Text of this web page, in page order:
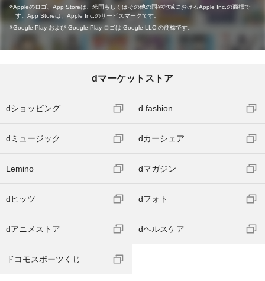
Appleのロゴ、App Storeは、米国もしくはその他の国や地域におけるApple Inc.の商標で
す。App Storeは、Apple Inc.のサービスマークです。
Google Play および Google Play ロゴは Google LLC の商標です。
dマーケットストア
dショッピング d fashion
dミュージック dカーシェア
Lemino dマガジン
dヒッツ dフォト
dアニメストア dヘルスケア
ドコモスポーツくじ